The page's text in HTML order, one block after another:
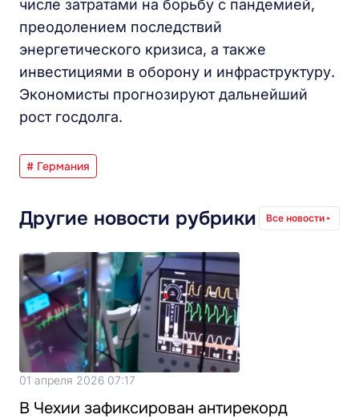
числе затратами на борьбу с пандемией,
преодолением последствий
энергетического кризиса, а также
инвестициями в оборону и инфраструктуру.
Экономисты прогнозируют дальнейший
рост госдолга.
# Германия
Другие новости рубрики Все новости
01 апреля 2026 07:17
В Чехии зафиксирован антирекорд